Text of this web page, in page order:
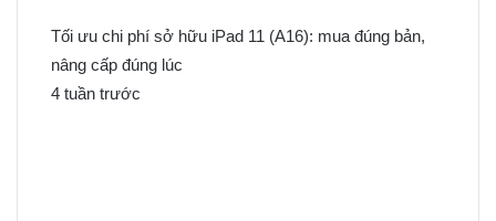
Tối ưu chi phí sở hữu iPad 11 (A16): mua đúng bản,
nâng cấp đúng lúc
4 tuần trước